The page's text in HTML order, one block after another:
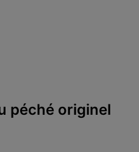
péché originel